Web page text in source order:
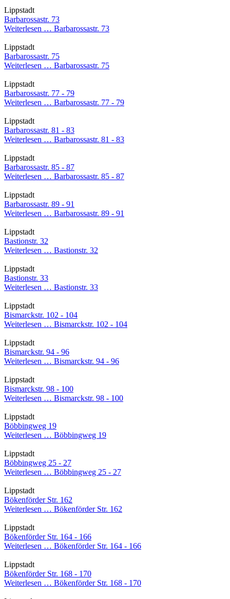
Lippstadt
Barbarossastr. 73
Weiterlesen … Barbarossastr. 73
Lippstadt
Barbarossastr. 75
Weiterlesen … Barbarossastr. 75
Lippstadt
Barbarossastr. 77 - 79
Weiterlesen … Barbarossastr. 77 - 79
Lippstadt
Barbarossastr. 81 - 83
Weiterlesen … Barbarossastr. 81 - 83
Lippstadt
Barbarossastr. 85 - 87
Weiterlesen … Barbarossastr. 85 - 87
Lippstadt
Barbarossastr. 89 - 91
Weiterlesen … Barbarossastr. 89 - 91
Lippstadt
Bastionstr. 32
Weiterlesen … Bastionstr. 32
Lippstadt
Bastionstr. 33
Weiterlesen … Bastionstr. 33
Lippstadt
Bismarckstr. 102 - 104
Weiterlesen … Bismarckstr. 102 - 104
Lippstadt
Bismarckstr. 94 - 96
Weiterlesen … Bismarckstr. 94 - 96
Lippstadt
Bismarckstr. 98 - 100
Weiterlesen … Bismarckstr. 98 - 100
Lippstadt
Böbbingweg 19
Weiterlesen … Böbbingweg 19
Lippstadt
Böbbingweg 25 - 27
Weiterlesen … Böbbingweg 25 - 27
Lippstadt
Bökenförder Str. 162
Weiterlesen … Bökenförder Str. 162
Lippstadt
Bökenförder Str. 164 - 166
Weiterlesen … Bökenförder Str. 164 - 166
Lippstadt
Bökenförder Str. 168 - 170
Weiterlesen … Bökenförder Str. 168 - 170